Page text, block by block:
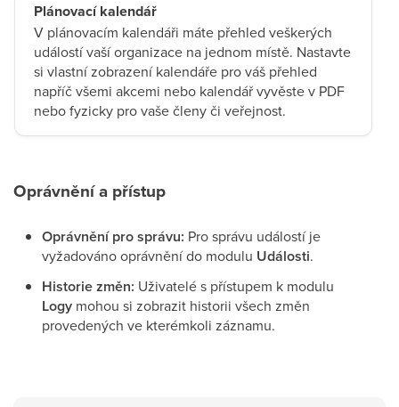
Plánovací kalendář
V plánovacím kalendáři máte přehled veškerých
událostí vaší organizace na jednom místě. Nastavte
si vlastní zobrazení kalendáře pro váš přehled
napříč všemi akcemi nebo kalendář vyvěste v PDF
nebo fyzicky pro vaše členy či veřejnost.
Oprávnění a přístup
Oprávnění pro správu: Pro správu událostí je
vyžadováno oprávnění do modulu Události.
Historie změn: Uživatelé s přístupem k modulu
Logy mohou si zobrazit historii všech změn
provedených ve kterémkoli záznamu.